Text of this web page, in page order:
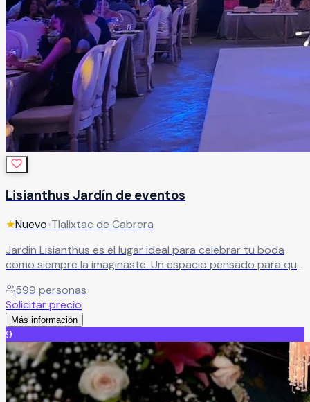
Lisianthus Jardín de eventos
★Nuevo•Tlalixtac de Cabrera
Jardín Lisianthus es el lugar ideal para celebrar tu boda
como siempre la imaginaste. Un espacio pensado para que
ambiente lleno de belleza y encanto. Cuenta con amplias
instalaciones, una decoración cuidada al detalle y un
servicio incomparable que hará de tu celebración un
evento único y memorable.
599 personas
Solicitar precio
Más información
9